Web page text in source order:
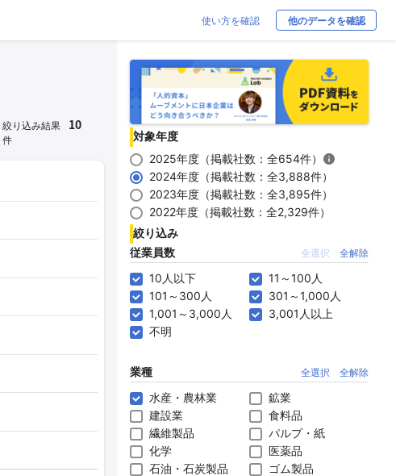
使い方を確認 他のデータを確認
絞り込み結果 10
件
対象年度
2025年度（掲載社数：全654件）
2024年度（掲載社数：全3,888件）
2023年度（掲載社数：全3,895件）
2022年度（掲載社数：全2,329件）
絞り込み
従業員数
全選択 全解除
10人以下
11～100人
101～300人
301～1,000人
1,001～3,000人
3,001人以上
不明
業種 全選択 全解除
水産・農林業
鉱業
建設業
食料品
繊維製品
パルプ・紙
化学
医薬品
石油・石炭製品
ゴム製品